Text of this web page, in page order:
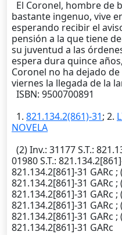
El Coronel, hombre de
bastante ingenuo, vive
esperando recibir el
pensión a la que tiene
su juventud a las
espera dura quince
Coronel no ha dejado
viernes la llegada de la
ISBN: 9500700891
1. 821.134.2(861)-31; 2.
NOVELA
(2)Inv.: 31177S.T.:
01980S.T.:
821.134.2[861]-31 GARc ;
821.134.2[861]-31 GARc ;
821.134.2[861]-31 GARc ;
821.134.2[861]-31 GARc ;
821.134.2[861]-31 GARc ;
821.134.2[861]-31 GARc